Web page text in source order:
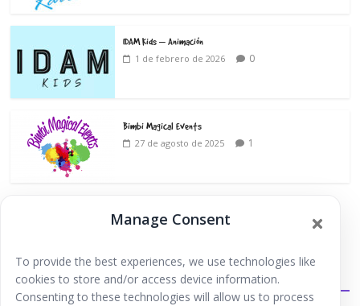
Manage Consent
To provide the best experiences, we use technologies like
cookies to store and/or access device information.
Consenting to these technologies will allow us to process
IDAM Kids – Animación
1 de febrero de 2026 0
Bimbi Magical Events
27 de agosto de 2025 1
Extraescolares